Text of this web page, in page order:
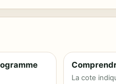
La cote